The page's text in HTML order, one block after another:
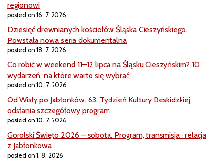
regionowi
posted on 16. 7. 2026
Dziesięć drewnianych kościołów Śląska Cieszyńskiego.
Powstała nowa seria dokumentalna
posted on 18. 7. 2026
Co robić w weekend 11–12 lipca na Śląsku Cieszyńskim? 10
wydarzeń, na które warto się wybrać
posted on 10. 7. 2026
Od Wisły po Jabłonków. 63. Tydzień Kultury Beskidzkiej
odsłania szczegółowy program
posted on 10. 7. 2026
Gorolski Święto 2026 – sobota. Program, transmisja i relacja
z Jabłonkowa
posted on 1. 8. 2026